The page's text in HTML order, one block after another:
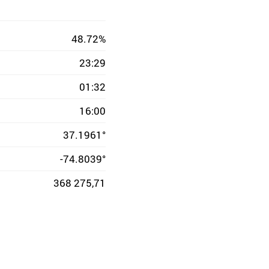
48.72%
23:29
01:32
16:00
37.1961°
-74.8039°
368 275,71